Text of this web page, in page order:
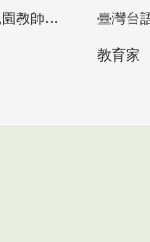
教育部高中等以下學校及幼兒園教師資格檢定考試 臺灣台
教育家